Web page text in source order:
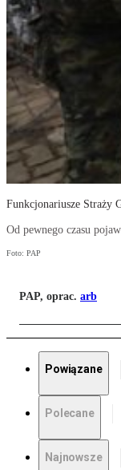
Funkcjonariusze Straży
Od pewnego czasu
Foto: PAP
PAP, oprac. arb
Powiązane
Polecane
Najnowsze